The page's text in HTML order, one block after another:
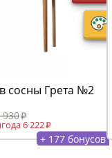
сосны Грета №2
930
6 222
+ 177 бонусов